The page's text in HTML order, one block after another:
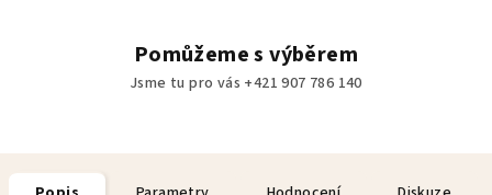
Pomůžeme s výběrem
Jsme tu pro vás +421 907 786 140